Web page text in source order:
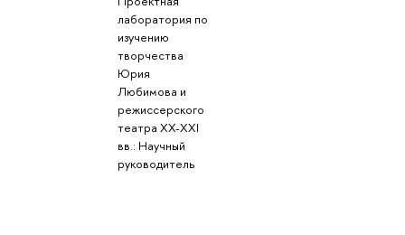
лаборатория по
изучению
творчества
Юрия
Любимова и
режиссерского
театра XX-XXI
вв.: Научный
руководитель